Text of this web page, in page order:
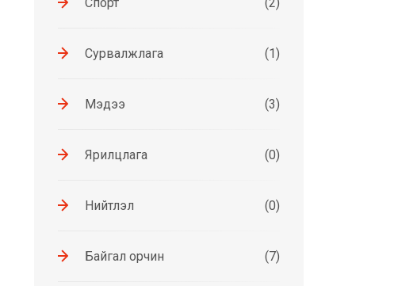
Сурвалжлага (1)
Мэдээ (3)
Ярилцлага (0)
Нийтлэл (0)
Байгал орчин (7)